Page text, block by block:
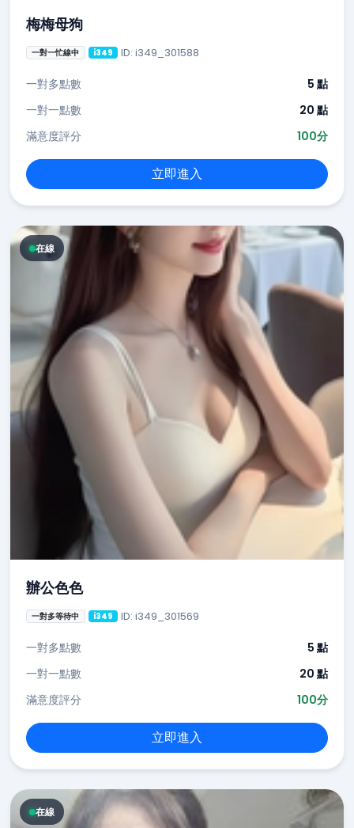
梅梅母狗
一對一忙線中 i349 ID: i349_301588
一對多點數
5 點
一對一點數
20 點
滿意度評分
100分
立即進入
在線
辦公色色
一對多等待中 i349 ID: i349_301569
一對多點數
5 點
一對一點數
20 點
滿意度評分
100分
立即進入
在線